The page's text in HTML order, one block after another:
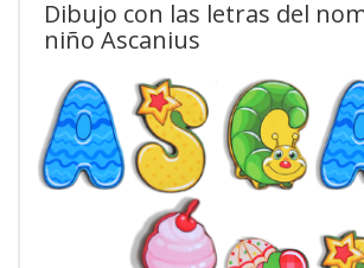
Dibujo con las letras del
niño Ascanius